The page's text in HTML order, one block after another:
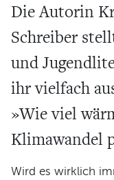
Publikationen
SERVICE
Für Autor*innen
Presse
Die Autorin
Schreiber
und
ihr vielfach
»Wie viel
Klimawandel
Wird es wirklich